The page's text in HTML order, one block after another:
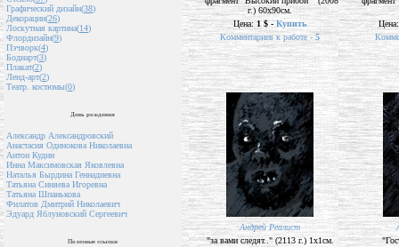
Графический дизайн(38)
Декорации(26)
Лоскутная картина(14)
Флордизайн(9)
Пэчворк(4)
Бодиарт(3)
Плакат(2)
Ленд-арт(2)
Театр. костюмы(0)
День рождения
Александр Александровский
Анастасия Одинокова Николаевна
Антон Кудин
Инна Максимовская Яковлевна
Наталья Бырдина Геннадиевна
Татьяна Синяева Игоревна
Татьяна Шпанькова
Филатов Дмитрий Николаевич
Эдуард Яблуновский Сергеевич
Полезные ссылки
г.) 60х90см.
Цена: 1 $ - Купить
Комментариев к работе -5
Андрей Реалист
"за вами следят.." (2113 г.) 1х1см.